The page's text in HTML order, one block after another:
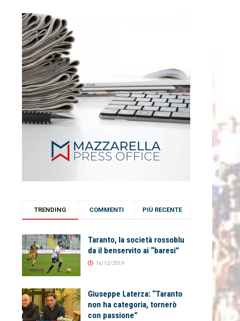
TRENDING COMMENTI PIÙ RECENTE
Taranto, la società rossoblu
da il benservito ai “baresi”
16/12/2019
Giuseppe Laterza: “Taranto
non ha categoria, tornerò
con passione”